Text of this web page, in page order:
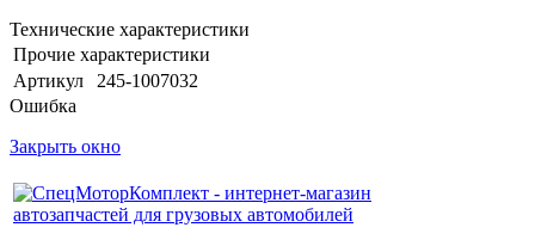
Технические характеристики
Прочие характеристики
Артикул
245-1007032
Ошибка
Закрыть окно